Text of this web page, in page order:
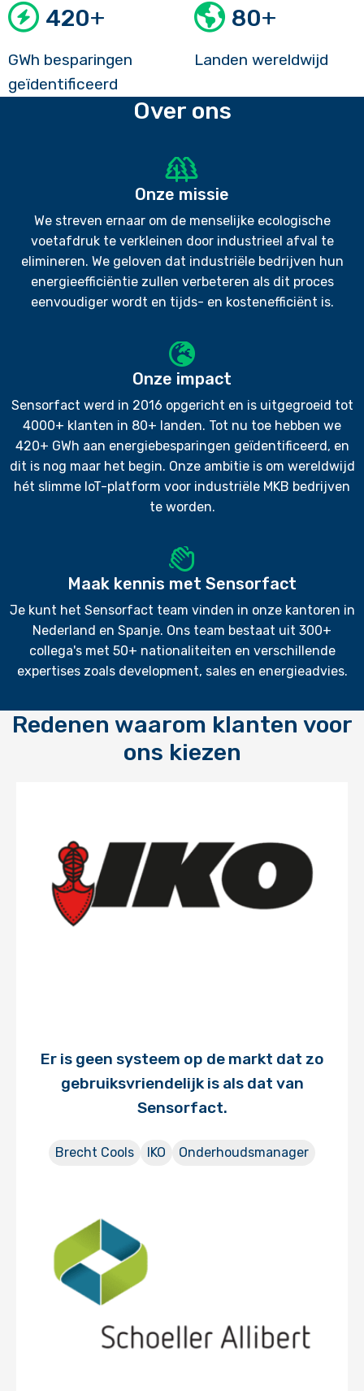
420+
GWh besparingen
geïdentificeerd
80+
Landen wereldwijd
Over ons
Onze missie
We streven ernaar om de menselijke ecologische
voetafdruk te verkleinen door industrieel afval te
elimineren. We geloven dat industriële bedrijven hun
energieefficiëntie zullen verbeteren als dit proces
eenvoudiger wordt en tijds- en kostenefficiënt is.
Onze impact
Sensorfact werd in 2016 opgericht en is uitgegroeid tot
4000+ klanten in 80+ landen. Tot nu toe hebben we
420+ GWh aan energiebesparingen geïdentificeerd, en
dit is nog maar het begin. Onze ambitie is om wereldwijd
hét slimme IoT-platform voor industriële MKB bedrijven
te worden.
Maak kennis met Sensorfact
Je kunt het Sensorfact team vinden in onze kantoren in
Nederland en Spanje. Ons team bestaat uit 300+
collega's met 50+ nationaliteiten en verschillende
expertises zoals development, sales en energieadvies.
Redenen waarom klanten voor
ons kiezen
Er is geen systeem op de markt dat zo
gebruiksvriendelijk is als dat van
Sensorfact.
Brecht Cools IKO Onderhoudsmanager